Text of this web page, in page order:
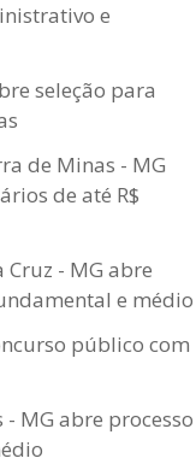
e
seleção para
de Minas - MG
de até R$
- MG abre
e médio
público com
MG abre processo